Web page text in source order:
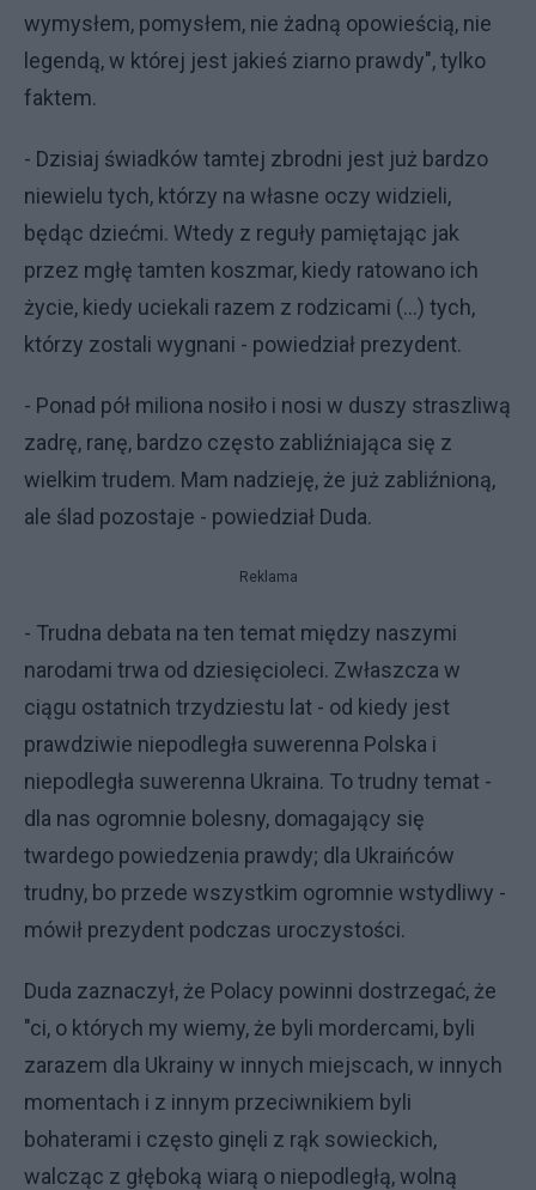
wymysłem, pomysłem, nie żadną opowieścią, nie
legendą, w której jest jakieś ziarno prawdy", tylko
faktem.
- Dzisiaj świadków tamtej zbrodni jest już bardzo
niewielu tych, którzy na własne oczy widzieli,
będąc dziećmi. Wtedy z reguły pamiętając jak
przez mgłę tamten koszmar, kiedy ratowano ich
życie, kiedy uciekali razem z rodzicami (...) tych,
którzy zostali wygnani - powiedział prezydent.
- Ponad pół miliona nosiło i nosi w duszy straszliwą
zadrę, ranę, bardzo często zabliźniająca się z
wielkim trudem. Mam nadzieję, że już zabliźnioną,
ale ślad pozostaje - powiedział Duda.
Reklama
- Trudna debata na ten temat między naszymi
narodami trwa od dziesięcioleci. Zwłaszcza w
ciągu ostatnich trzydziestu lat - od kiedy jest
prawdziwie niepodległa suwerenna Polska i
niepodległa suwerenna Ukraina. To trudny temat -
dla nas ogromnie bolesny, domagający się
twardego powiedzenia prawdy; dla Ukraińców
trudny, bo przede wszystkim ogromnie wstydliwy -
mówił prezydent podczas uroczystości.
Duda zaznaczył, że Polacy powinni dostrzegać, że
"ci, o których my wiemy, że byli mordercami, byli
zarazem dla Ukrainy w innych miejscach, w innych
momentach i z innym przeciwnikiem byli
bohaterami i często ginęli z rąk sowieckich,
walcząc z głęboką wiarą o niepodległą, wolną